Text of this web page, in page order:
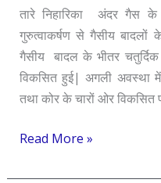
तारे निहारिका अंदर गैस
गुरुत्वाकर्षण से गैसीय
गैसीय बादल के भीतर
विकसित हुई| अगली अवस्था
तथा कोर के चारों ओर विकसित
Read More »